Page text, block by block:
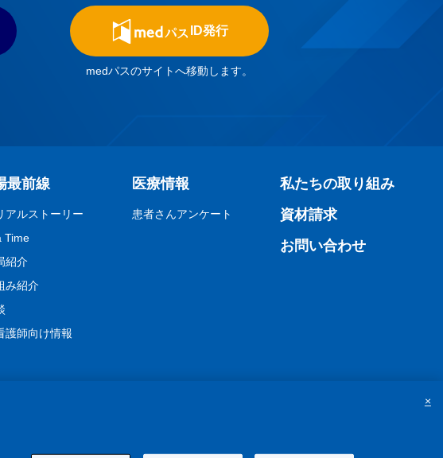
ID発行
medパスのサイトへ移動します。
最前線
アルストーリー
Time
紹介
み紹介
護師向け情報
医療情報
患者さんアンケート
私たちの取り組み
資材請求
お問い合わせ
×